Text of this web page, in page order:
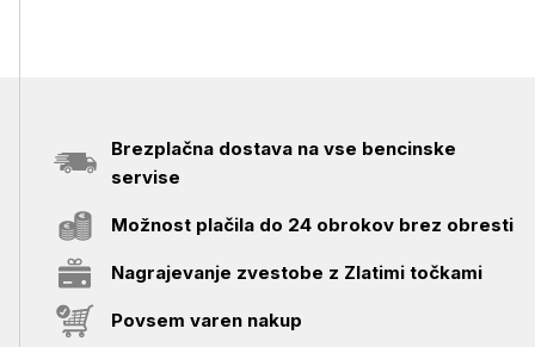
Brezplačna dostava na vse bencinske
servise
Možnost plačila do 24 obrokov brez obresti
Nagrajevanje zvestobe z Zlatimi točkami
Povsem varen nakup